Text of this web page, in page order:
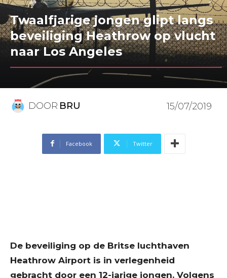
Twaalfjarige jongen glipt langs
beveiliging Heathrow op vlucht
naar Los Angeles
DOOR BRU 15/07/2019
Facebook Twitter
De beveiliging op de Britse luchthaven
Heathrow Airport is in verlegenheid
gebracht door een 12-jarige jongen. Volgens